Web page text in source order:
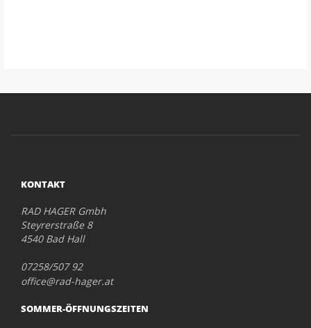
KONTAKT
RAD HAGER Gmbh
Steyrerstraße 8
4540 Bad Hall
07258/507 92
office@rad-hager.at
SOMMER-ÖFFNUNGSZEITEN